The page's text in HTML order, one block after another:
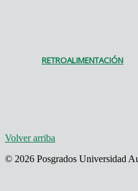
RETROALIMENTACIÓN
Volver arriba
© 2026 Posgrados Universidad